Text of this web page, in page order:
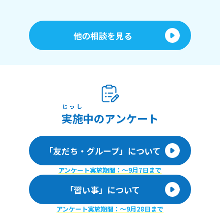
他の相談を見る
実施
じっし
中のアンケート
「友だち・グループ」について
アンケート実施期間：〜9月7日まで
「習い事」について
アンケート実施期間：〜9月28日まで